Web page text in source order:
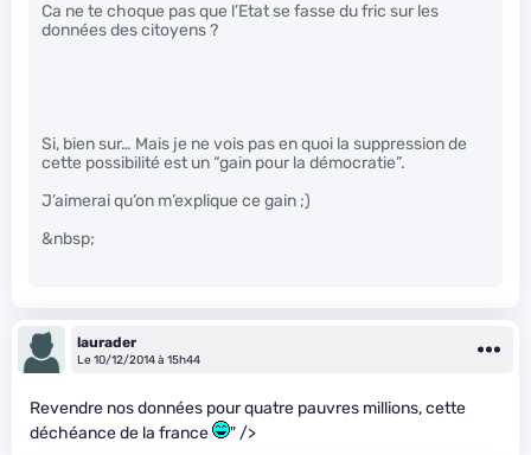
Ca ne te choque pas que l’Etat se fasse du fric sur les
données des citoyens ?
Si, bien sur… Mais je ne vois pas en quoi la suppression de
cette possibilité est un “gain pour la démocratie”.
J’aimerai qu’on m’explique ce gain ;)
&nbsp;
laurader
Le 10/12/2014 à 15h44
Revendre nos données pour quatre pauvres millions, cette
déchéance de la france
" />